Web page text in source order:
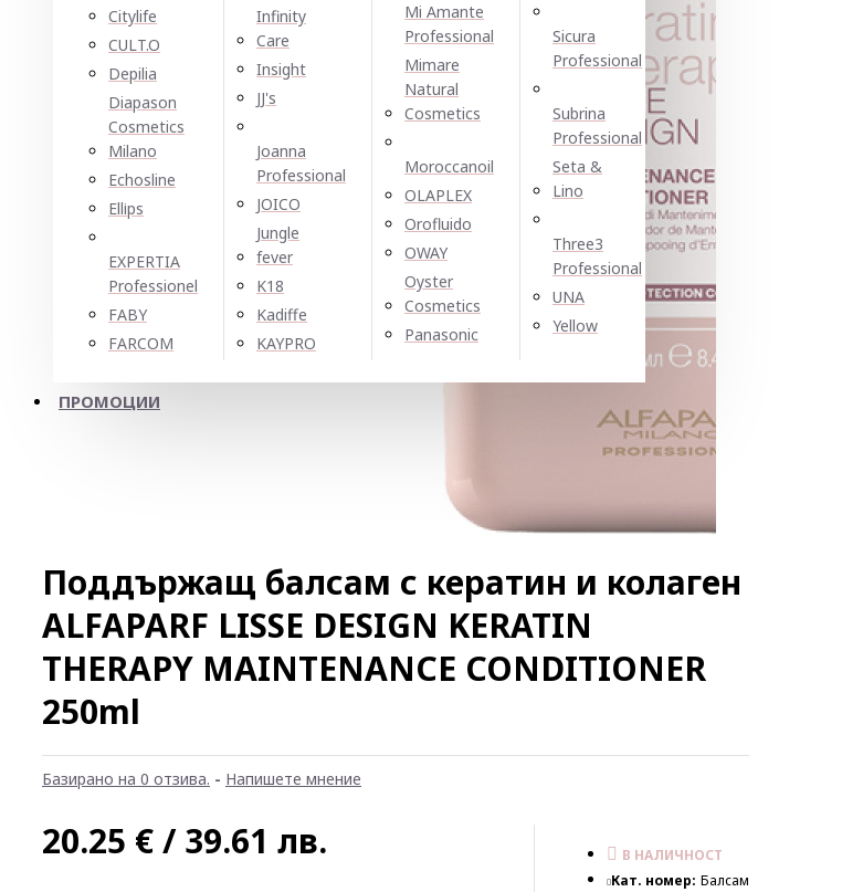
Citylife
CULT.O
Depilia
Diapason
Cosmetics
Milano
Echosline
Ellірѕ
EXPERTIA
Professionel
FABY
FARCOM
Infinity
Care
Insight
JJ's
Joanna
Professional
JOICO
Jungle
fever
K18
Kadiffe
KAYPRO
Mi Amante
Professional
Mimare
Natural
Cosmetics
Moroccanoil
OLAPLEX
Orofluido
OWAY
Oyster
Cosmetics
Panasonic
Sicura
Professional
Subrina
Professional
Seta &
Lino
Three3
Professional
UNA
Yellow
ПРОМОЦИИ
Поддържащ балсам с кератин и колаген
ALFAPARF LISSE DESIGN KERATIN
THERAPY MAINTENANCE CONDITIONER
250ml
Базирано на 0 отзива. - Напишете мнение
20.25 € / 39.61 лв.
В НАЛИЧНОСТ
Кат. номер: Балсам